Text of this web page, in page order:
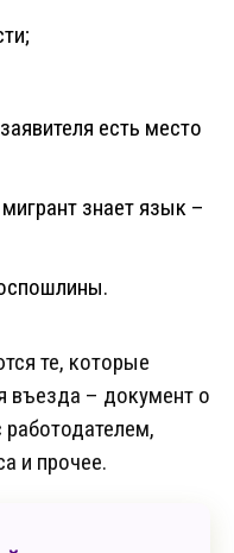
есть место
знает язык –
те, которые
въезда – документ о
работодателем,
и прочее.